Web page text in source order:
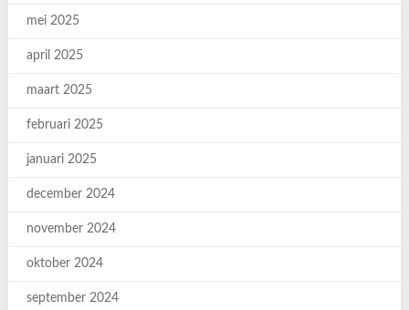
mei 2025
april 2025
maart 2025
februari 2025
januari 2025
december 2024
november 2024
oktober 2024
september 2024